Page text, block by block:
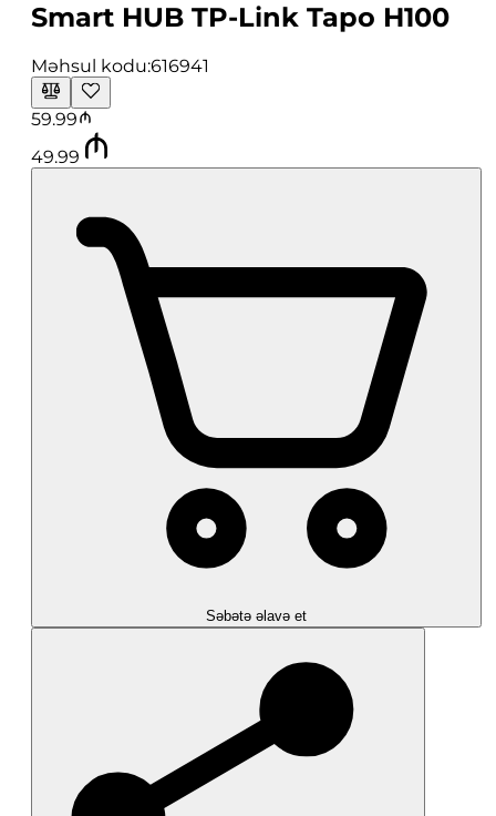
Smart HUB TP-Link Tapo H100
Məhsul kodu:616941
59.99
49.99
Səbətə əlavə et